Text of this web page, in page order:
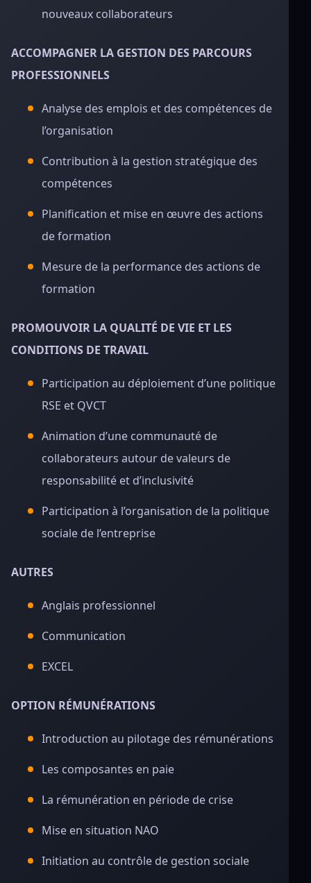
nouveaux collaborateurs
ACCOMPAGNER LA GESTION DES PARCOURS
PROFESSIONNELS
Analyse des emplois et des compétences de
l’organisation
Contribution à la gestion stratégique des
compétences
Planification et mise en œuvre des actions
de formation
Mesure de la performance des actions de
formation
PROMOUVOIR LA QUALITÉ DE VIE ET LES
CONDITIONS DE TRAVAIL
Participation au déploiement d’une politique
RSE et QVCT
Animation d’une communauté de
collaborateurs autour de valeurs de
responsabilité et d’inclusivité
Participation à l’organisation de la politique
sociale de l’entreprise
AUTRES
Anglais professionnel
Communication
EXCEL
OPTION RÉMUNÉRATIONS
Introduction au pilotage des rémunérations
Les composantes en paie
La rémunération en période de crise
Mise en situation NAO
Initiation au contrôle de gestion sociale